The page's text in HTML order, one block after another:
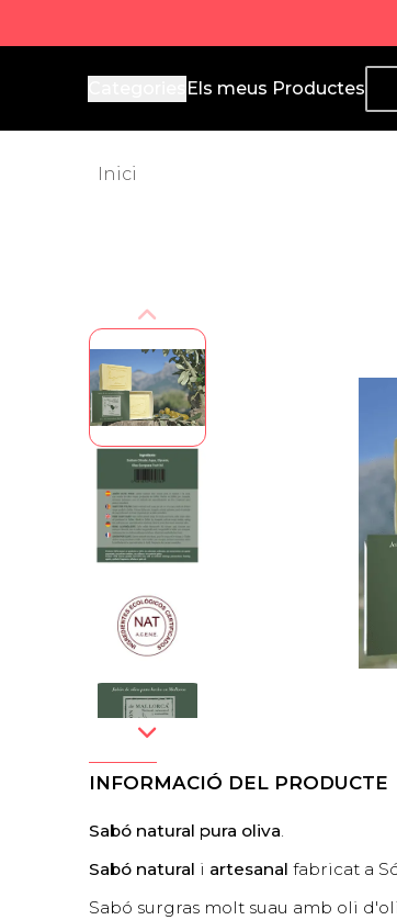
Producto de Aquí
Els meus Productes
Inici
INFORMACIÓ DEL PRODUCTE
Sabó natural pura oliva.
Sabó natural i artesanal fabricat a
Sabó surgras molt suau amb oli